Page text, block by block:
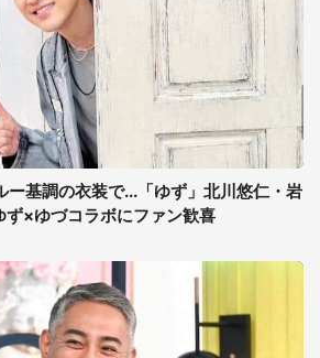
ー基調の衣装で...「ゆず」北川悠仁・岩
×ゆづコラボにファン歓喜